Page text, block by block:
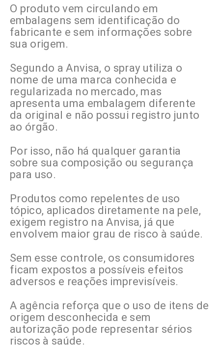
O produto vem circulando em
embalagens sem identificação do
fabricante e sem informações sobre
sua origem.
Segundo a Anvisa, o spray utiliza o
nome de uma marca conhecida e
regularizada no mercado, mas
apresenta uma embalagem diferente
da original e não possui registro junto
ao órgão.
Por isso, não há qualquer garantia
sobre sua composição ou segurança
para uso.
Produtos como repelentes de uso
tópico, aplicados diretamente na pele,
exigem registro na Anvisa, já que
envolvem maior grau de risco à saúde.
Sem esse controle, os consumidores
ficam expostos a possíveis efeitos
adversos e reações imprevisíveis.
A agência reforça que o uso de itens de
origem desconhecida e sem
autorização pode representar sérios
riscos à saúde.